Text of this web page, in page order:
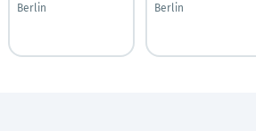
Berlin
Berlin